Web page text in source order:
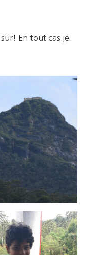
En tout cas je